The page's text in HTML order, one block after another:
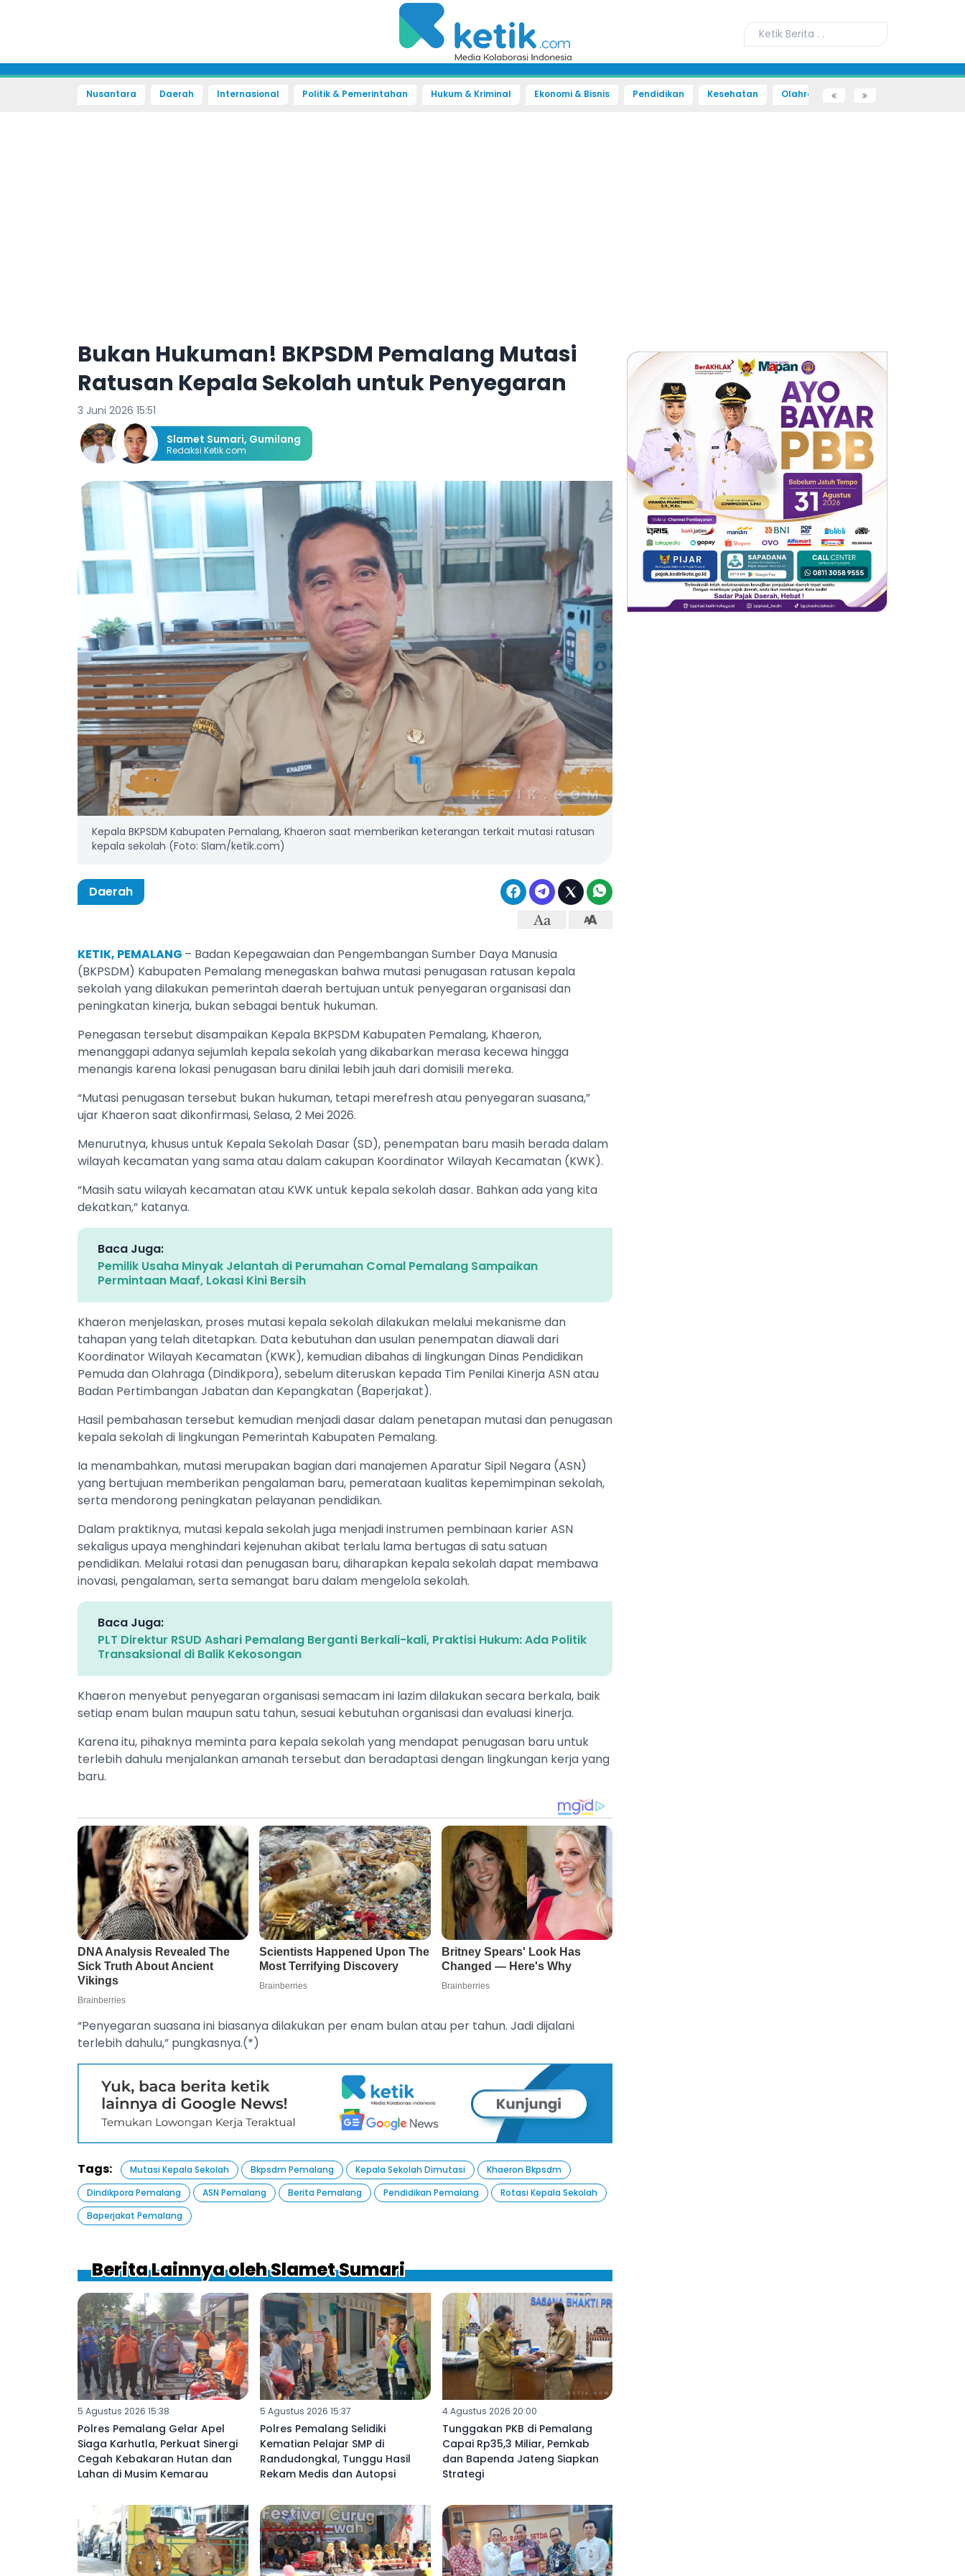
Nusantara Daerah Internasional Politik & Pemerintahan Hukum & Kriminal Ekonomi & Bisnis Pendidikan Kesehatan Olahraga Sains dan Teknologi
Bukan Hukuman! BKPSDM Pemalang Mutasi
Ratusan Kepala Sekolah untuk Penyegaran
3 Juni 2026 15:51
Slamet Sumari, Gumilang
Redaksi Ketik.com
Kepala BKPSDM Kabupaten Pemalang, Khaeron saat memberikan keterangan terkait mutasi ratusan
kepala sekolah (Foto: Slam/ketik.com)
Daerah
KETIK, PEMALANG – Badan Kepegawaian dan Pengembangan Sumber Daya Manusia
(BKPSDM) Kabupaten Pemalang menegaskan bahwa mutasi penugasan ratusan kepala
sekolah yang dilakukan pemerintah daerah bertujuan untuk penyegaran organisasi dan
peningkatan kinerja, bukan sebagai bentuk hukuman.
‎Penegasan tersebut disampaikan Kepala BKPSDM Kabupaten Pemalang, Khaeron,
menanggapi adanya sejumlah kepala sekolah yang dikabarkan merasa kecewa hingga
menangis karena lokasi penugasan baru dinilai lebih jauh dari domisili mereka.
‎“Mutasi penugasan tersebut bukan hukuman, tetapi merefresh atau penyegaran suasana,”
ujar Khaeron saat dikonfirmasi, Selasa, 2 Mei 2026.
‎Menurutnya, khusus untuk Kepala Sekolah Dasar (SD), penempatan baru masih berada dalam
wilayah kecamatan yang sama atau dalam cakupan Koordinator Wilayah Kecamatan (KWK).
‎“Masih satu wilayah kecamatan atau KWK untuk kepala sekolah dasar. Bahkan ada yang kita
dekatkan,” katanya.
Baca Juga:
Pemilik Usaha Minyak Jelantah di Perumahan Comal Pemalang Sampaikan
Permintaan Maaf, Lokasi Kini Bersih
‎Khaeron menjelaskan, proses mutasi kepala sekolah dilakukan melalui mekanisme dan
tahapan yang telah ditetapkan. Data kebutuhan dan usulan penempatan diawali dari
Koordinator Wilayah Kecamatan (KWK), kemudian dibahas di lingkungan Dinas Pendidikan
Pemuda dan Olahraga (Dindikpora), sebelum diteruskan kepada Tim Penilai Kinerja ASN atau
Badan Pertimbangan Jabatan dan Kepangkatan (Baperjakat).
‎Hasil pembahasan tersebut kemudian menjadi dasar dalam penetapan mutasi dan penugasan
kepala sekolah di lingkungan Pemerintah Kabupaten Pemalang.
‎Ia menambahkan, mutasi merupakan bagian dari manajemen Aparatur Sipil Negara (ASN)
yang bertujuan memberikan pengalaman baru, pemerataan kualitas kepemimpinan sekolah,
serta mendorong peningkatan pelayanan pendidikan.
‎Dalam praktiknya, mutasi kepala sekolah juga menjadi instrumen pembinaan karier ASN
sekaligus upaya menghindari kejenuhan akibat terlalu lama bertugas di satu satuan
pendidikan. Melalui rotasi dan penugasan baru, diharapkan kepala sekolah dapat membawa
inovasi, pengalaman, serta semangat baru dalam mengelola sekolah.
Baca Juga:
PLT Direktur RSUD Ashari Pemalang Berganti Berkali-kali, Praktisi Hukum: Ada Politik
Transaksional di Balik Kekosongan
‎Khaeron menyebut penyegaran organisasi semacam ini lazim dilakukan secara berkala, baik
setiap enam bulan maupun satu tahun, sesuai kebutuhan organisasi dan evaluasi kinerja.
‎Karena itu, pihaknya meminta para kepala sekolah yang mendapat penugasan baru untuk
terlebih dahulu menjalankan amanah tersebut dan beradaptasi dengan lingkungan kerja yang
baru.
‎“Penyegaran suasana ini biasanya dilakukan per enam bulan atau per tahun. Jadi dijalani
terlebih dahulu,” pungkasnya.(*)
Tags: Mutasi Kepala Sekolah Bkpsdm Pemalang Kepala Sekolah Dimutasi
Khaeron Bkpsdm
Dindikpora Pemalang
ASN Pemalang Berita Pemalang Pendidikan Pemalang
Rotasi Kepala Sekolah
Baperjakat Pemalang
Berita Lainnya oleh Slamet Sumari
5 Agustus 2026 15:38
Polres Pemalang Gelar Apel
Siaga Karhutla, Perkuat Sinergi
Cegah Kebakaran Hutan dan
Lahan di Musim Kemarau
5 Agustus 2026 15:37
Polres Pemalang Selidiki
Kematian Pelajar SMP di
Randudongkal, Tunggu Hasil
Rekam Medis dan Autopsi
4 Agustus 2026 20:00
Tunggakan PKB di Pemalang
Capai Rp35,3 Miliar, Pemkab
dan Bapenda Jateng Siapkan
Strategi